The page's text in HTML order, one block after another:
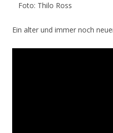
Foto: Thilo Ross
Ein alter und immer noch